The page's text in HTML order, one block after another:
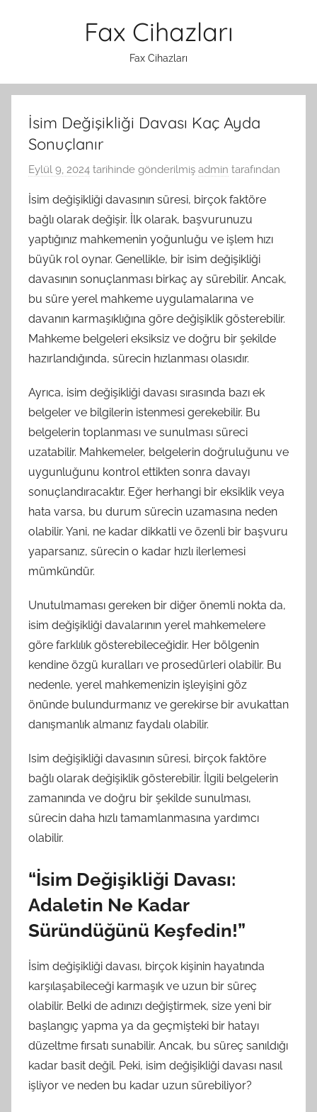
Fax Cihazları
Fax Cihazları
İsim Değişikliği Davası Kaç Ayda
Sonuçlanır
Eylül 9, 2024 tarihinde gönderilmiş admin tarafından
İsim değişikliği davasının süresi, birçok faktöre
bağlı olarak değişir. İlk olarak, başvurunuzu
yaptığınız mahkemenin yoğunluğu ve işlem hızı
büyük rol oynar. Genellikle, bir isim değişikliği
davasının sonuçlanması birkaç ay sürebilir. Ancak,
bu süre yerel mahkeme uygulamalarına ve
davanın karmaşıklığına göre değişiklik gösterebilir.
Mahkeme belgeleri eksiksiz ve doğru bir şekilde
hazırlandığında, sürecin hızlanması olasıdır.
Ayrıca, isim değişikliği davası sırasında bazı ek
belgeler ve bilgilerin istenmesi gerekebilir. Bu
belgelerin toplanması ve sunulması süreci
uzatabilir. Mahkemeler, belgelerin doğruluğunu ve
uygunluğunu kontrol ettikten sonra davayı
sonuçlandıracaktır. Eğer herhangi bir eksiklik veya
hata varsa, bu durum sürecin uzamasına neden
olabilir. Yani, ne kadar dikkatli ve özenli bir başvuru
yaparsanız, sürecin o kadar hızlı ilerlemesi
mümkündür.
Unutulmaması gereken bir diğer önemli nokta da,
isim değişikliği davalarının yerel mahkemelere
göre farklılık gösterebileceğidir. Her bölgenin
kendine özgü kuralları ve prosedürleri olabilir. Bu
nedenle, yerel mahkemenizin işleyişini göz
önünde bulundurmanız ve gerekirse bir avukattan
danışmanlık almanız faydalı olabilir.
Isim değişikliği davasının süresi, birçok faktöre
bağlı olarak değişiklik gösterebilir. İlgili belgelerin
zamanında ve doğru bir şekilde sunulması,
sürecin daha hızlı tamamlanmasına yardımcı
olabilir.
“İsim Değişikliği Davası:
Adaletin Ne Kadar
Süründüğünü Keşfedin!”
İsim değişikliği davası, birçok kişinin hayatında
karşılaşabileceği karmaşık ve uzun bir süreç
olabilir. Belki de adınızı değiştirmek, size yeni bir
başlangıç yapma ya da geçmişteki bir hatayı
düzeltme fırsatı sunabilir. Ancak, bu süreç sanıldığı
kadar basit değil. Peki, isim değişikliği davası nasıl
işliyor ve neden bu kadar uzun sürebiliyor?